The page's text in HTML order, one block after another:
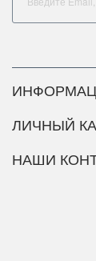
ЛИЧНЫЙ
НАШИ